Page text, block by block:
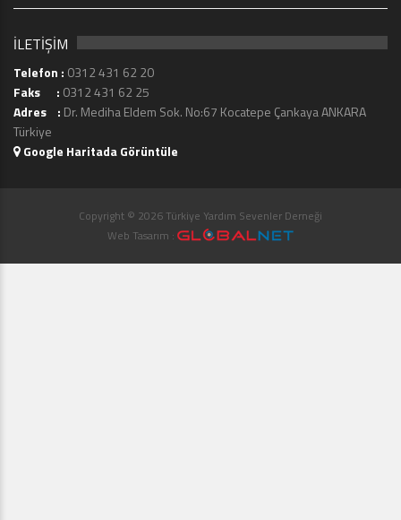
İLETİŞİM
Telefon : 0312 431 62 20
Faks : 0312 431 62 25
Adres : Dr. Mediha Eldem Sok. No:67 Kocatepe Çankaya ANKARA
Türkiye
Google Haritada Görüntüle
Copyright © 2026 Türkiye Yardım Sevenler Derneği
Web Tasarım :